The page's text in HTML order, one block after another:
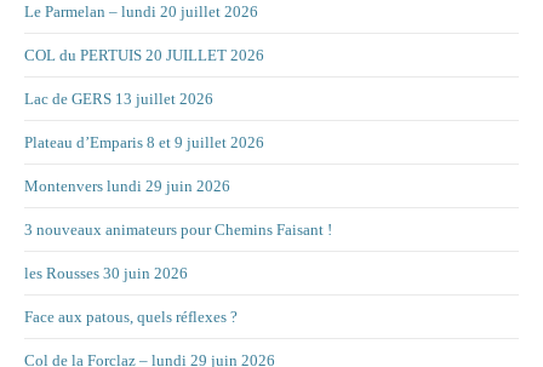
Le Parmelan – lundi 20 juillet 2026
COL du PERTUIS 20 JUILLET 2026
Lac de GERS 13 juillet 2026
Plateau d’Emparis 8 et 9 juillet 2026
Montenvers lundi 29 juin 2026
3 nouveaux animateurs pour Chemins Faisant !
les Rousses 30 juin 2026
Face aux patous, quels réflexes ?
Col de la Forclaz – lundi 29 juin 2026